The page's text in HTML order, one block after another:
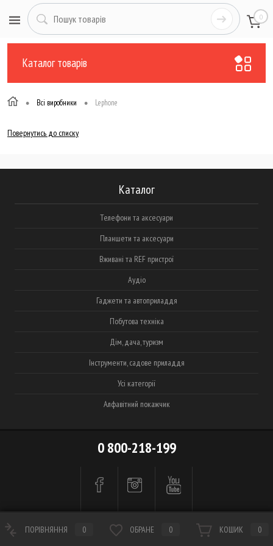
0
Каталог товарів
• Всі виробники • Lephone
Повернутись до списку
Каталог
Телефони та аксесуари
Планшети та аксесуари
Вживані та REF пристрої
Аудіо
Гаджети та автоприладдя
Побутова техніка
Дім, дача, туризм
Інструменти, садове приладдя
Усі категорії
Алфавітний покажчик
0 800-218-199
ПОРІВНЯННЯ 0 ОБРАНЕ 0 КОШИК 0